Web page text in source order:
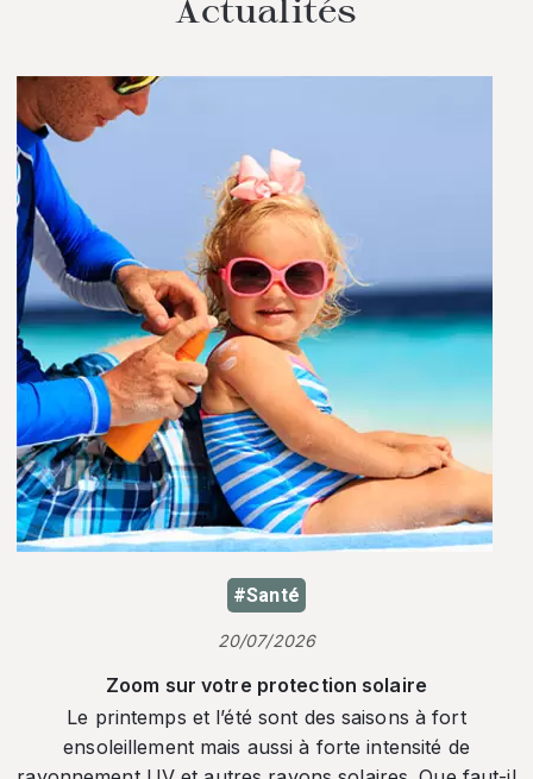
Actualités
#Santé
20/07/2026
Zoom sur votre protection solaire
Le printemps et l’été sont des saisons à fort
ensoleillement mais aussi à forte intensité de